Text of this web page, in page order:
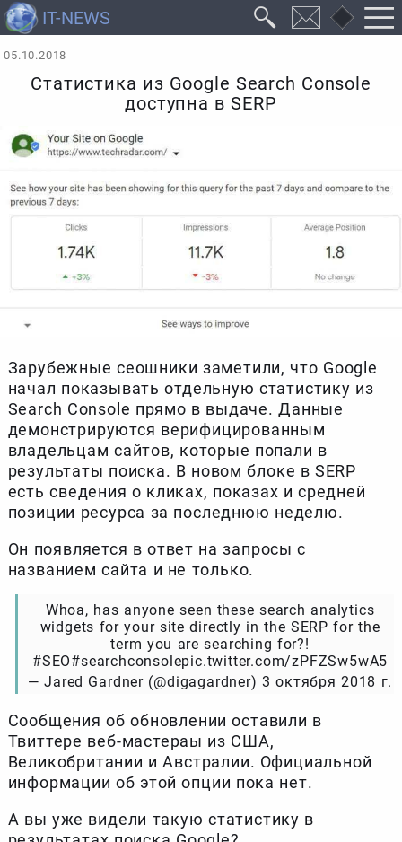
05.10.2018
Статистика из Google Search Console
доступна в SERP
Зарубежные сеошники заметили, что Google
начал показывать отдельную статистику из
Search Console прямо в выдаче. Данные
демонстрируются верифицированным
владельцам сайтов, которые попали в
результаты поиска. В новом блоке в SERP
есть сведения о кликах, показах и средней
позиции ресурса за последнюю неделю.
Он появляется в ответ на запросы с
названием сайта и не только.
Whoa, has anyone seen these search analytics
widgets for your site directly in the SERP for the
term you are searching for?!
#SEO#searchconsolepic.twitter.com/zPFZSw5wA5
— Jared Gardner (@digagardner) 3 октября 2018 г.
Сообщения об обновлении оставили в
Твиттере веб-мастераы из США,
Великобритании и Австралии. Официальной
информации об этой опции пока нет.
А вы уже видели такую статистику в